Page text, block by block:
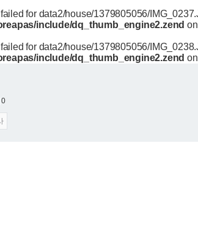
for data2/house/1379805056/
include/dq_thumb_engine2.zend
for data2/house/1379805056/
include/dq_thumb_engine2.zend
0